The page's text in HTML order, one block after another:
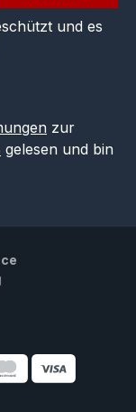
und es
zur
gelesen und bin